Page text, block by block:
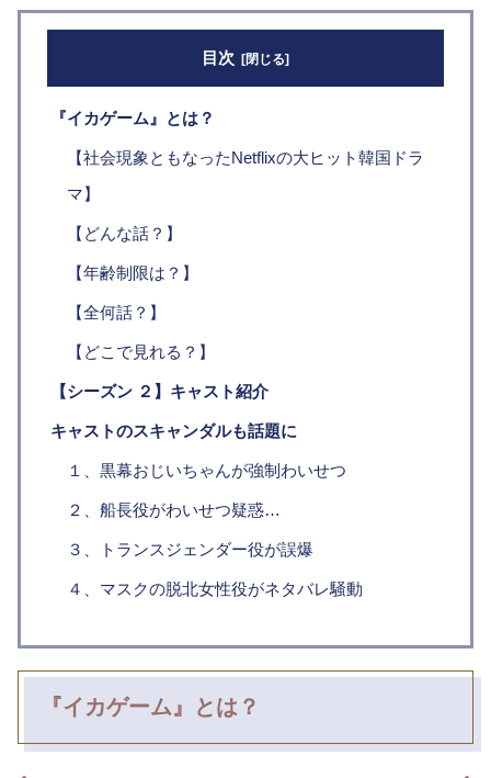
目次
『イカゲーム』とは？
【社会現象ともなったNetflixの大ヒット韓国ドラ
マ】
【どんな話？】
【年齢制限は？】
【全何話？】
【どこで見れる？】
【シーズン ２】キャスト紹介
キャストのスキャンダルも話題に
１、黒幕おじいちゃんが強制わいせつ
２、船長役がわいせつ疑惑…
３、トランスジェンダー役が誤爆
４、マスクの脱北女性役がネタバレ騒動
『イカゲーム』とは？